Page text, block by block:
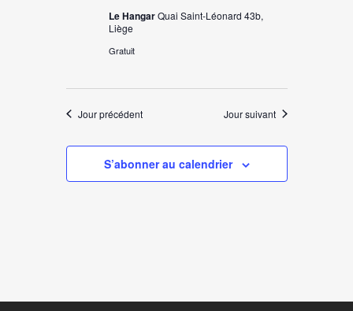
Le HangarQuai Saint-Léonard 43b,
Liège
Gratuit
Jour précédent Jour suivant
S’abonner au calendrier